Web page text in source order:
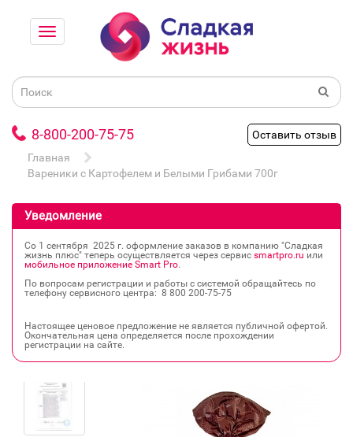
8-800-200-75-75
Оставить отзыв
Главная
Вареники с Картофелем и Белыми Грибами 700г
Уведомление
Со 1 сентября 2025 г. оформление заказов в компанию "Сладкая
жизнь плюс" теперь осуществляется через сервис smartpro.ru или
мобильное приложение Smart Pro.
По вопросам регистрации и работы с системой обращайтесь по
телефону сервисного центра: 8 800 200‐75‐75
Настоящее ценовое предложение не является публичной офертой.
Окончательная цена определяется после прохождении
регистрации на сайте.